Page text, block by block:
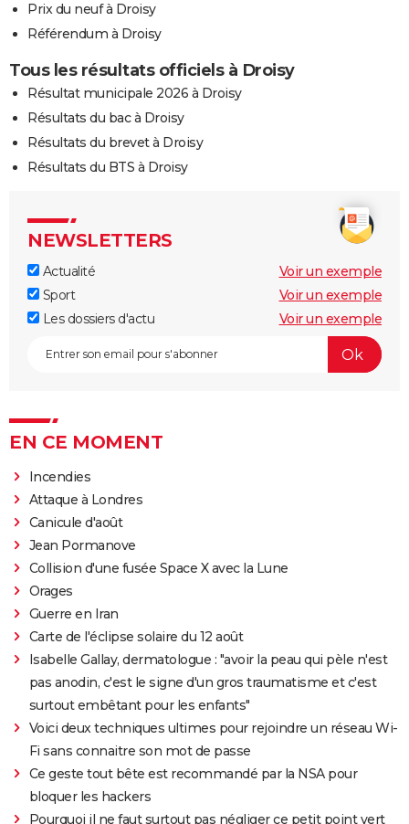
Prix du neuf à Droisy
Référendum à Droisy
Tous les résultats officiels à Droisy
Résultat municipale 2026 à Droisy
Résultats du bac à Droisy
Résultats du brevet à Droisy
Résultats du BTS à Droisy
NEWSLETTERS
Actualité
Voir un exemple
Sport
Voir un exemple
Les dossiers d'actu
Voir un exemple
EN CE MOMENT
Incendies
Attaque à Londres
Canicule d'août
Jean Pormanove
Collision d'une fusée Space X avec la Lune
Orages
Guerre en Iran
Carte de l'éclipse solaire du 12 août
Isabelle Gallay, dermatologue : "avoir la peau qui pèle n'est
pas anodin, c'est le signe d'un gros traumatisme et c'est
surtout embêtant pour les enfants"
Voici deux techniques ultimes pour rejoindre un réseau Wi-
Fi sans connaitre son mot de passe
Ce geste tout bête est recommandé par la NSA pour
bloquer les hackers
Pourquoi il ne faut surtout pas négliger ce petit point vert